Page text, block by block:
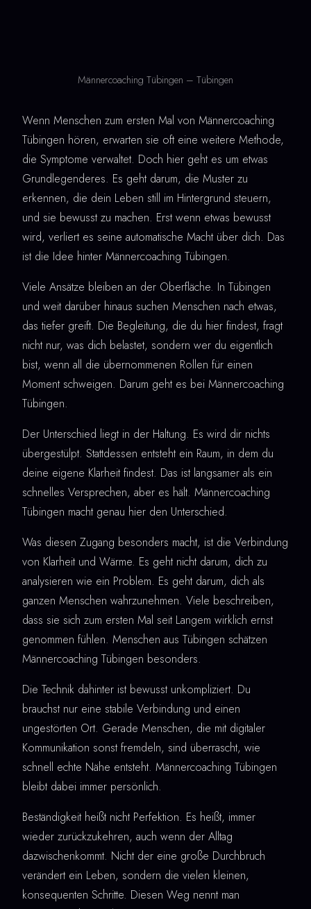
Männercoaching Tübingen – Tübingen
Wenn Menschen zum ersten Mal von Männercoaching
Tübingen hören, erwarten sie oft eine weitere Methode,
die Symptome verwaltet. Doch hier geht es um etwas
Grundlegenderes. Es geht darum, die Muster zu
erkennen, die dein Leben still im Hintergrund steuern,
und sie bewusst zu machen. Erst wenn etwas bewusst
wird, verliert es seine automatische Macht über dich. Das
ist die Idee hinter Männercoaching Tübingen.
Viele Ansätze bleiben an der Oberfläche. In Tübingen
und weit darüber hinaus suchen Menschen nach etwas,
das tiefer greift. Die Begleitung, die du hier findest, fragt
nicht nur, was dich belastet, sondern wer du eigentlich
bist, wenn all die übernommenen Rollen für einen
Moment schweigen. Darum geht es bei Männercoaching
Tübingen.
Der Unterschied liegt in der Haltung. Es wird dir nichts
übergestülpt. Stattdessen entsteht ein Raum, in dem du
deine eigene Klarheit findest. Das ist langsamer als ein
schnelles Versprechen, aber es hält. Männercoaching
Tübingen macht genau hier den Unterschied.
Was diesen Zugang besonders macht, ist die Verbindung
von Klarheit und Wärme. Es geht nicht darum, dich zu
analysieren wie ein Problem. Es geht darum, dich als
ganzen Menschen wahrzunehmen. Viele beschreiben,
dass sie sich zum ersten Mal seit Langem wirklich ernst
genommen fühlen. Menschen aus Tübingen schätzen
Männercoaching Tübingen besonders.
Die Technik dahinter ist bewusst unkompliziert. Du
brauchst nur eine stabile Verbindung und einen
ungestörten Ort. Gerade Menschen, die mit digitaler
Kommunikation sonst fremdeln, sind überrascht, wie
schnell echte Nähe entsteht. Männercoaching Tübingen
bleibt dabei immer persönlich.
Beständigkeit heißt nicht Perfektion. Es heißt, immer
wieder zurückzukehren, auch wenn der Alltag
dazwischenkommt. Nicht der eine große Durchbruch
verändert ein Leben, sondern die vielen kleinen,
konsequenten Schritte. Diesen Weg nennt man